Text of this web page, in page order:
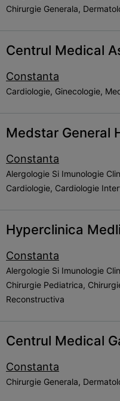
Chirurgie Generala,
Centrul Medical
Constanta
Cardiologie, Ginecologie,
Medstar General
Constanta
Alergologie Si Imunologie
Cardiologie, Cardiologie
Hyperclinica
Constanta
Alergologie Si Imunologie
Chirurgie Pediatrica,
Reconstructiva
Centrul Medical
Constanta
Chirurgie Generala,